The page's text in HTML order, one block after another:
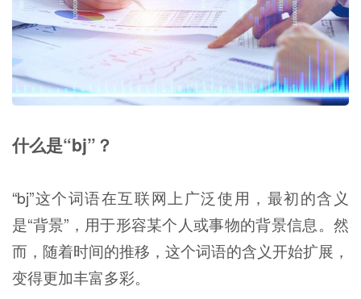
什么是“bj”？
“bj”这个词语在互联网上广泛使用，最初的含义
是“背景”，用于形容某个人或事物的背景信息。然
而，随着时间的推移，这个词语的含义开始扩展，
变得更加丰富多彩。